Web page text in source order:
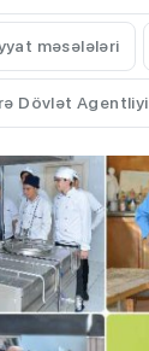
məsələləri
Dövlət Agentliyi